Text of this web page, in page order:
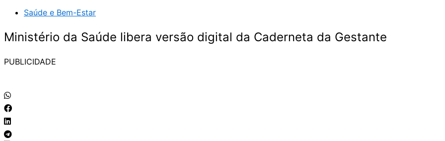
Saúde e Bem-Estar
Ministério da Saúde libera versão digital da Caderneta da Gestante
PUBLICIDADE